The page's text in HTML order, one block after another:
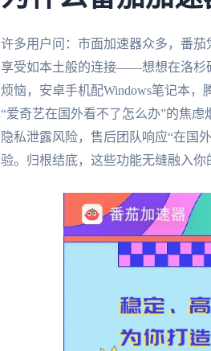
许多用户问：市面加速器众多，番
享受如本土般的连接——想想在洛杉
烦恼，安卓手机配Windows笔记本，
“爱奇艺在国外看不了怎么办”的焦
隐私泄露风险，售后团队响应“在
验。归根结底，这些功能无缝融入你